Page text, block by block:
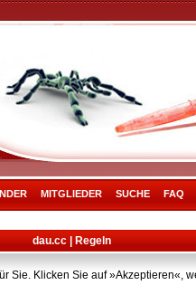
MITGLIEDER SUCHE FAQ
dau.cc | Regeln
Sie. Klicken Sie auf »Akzeptieren«,